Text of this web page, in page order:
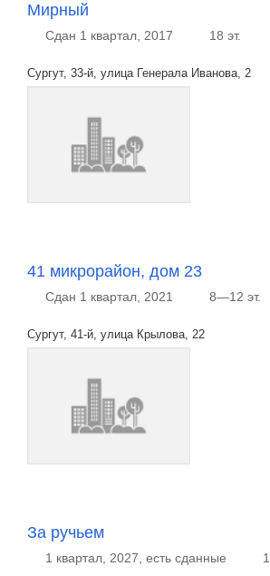
Мирный
Сдан 1 квартал, 2017 18 эт.
Сургут, 33-й, улица Генерала Иванова, 2
41 микрорайон, дом 23
Сдан 1 квартал, 2021 8—12 эт.
Сургут, 41-й, улица Крылова, 22
За ручьем
1 квартал, 2027, есть сданные